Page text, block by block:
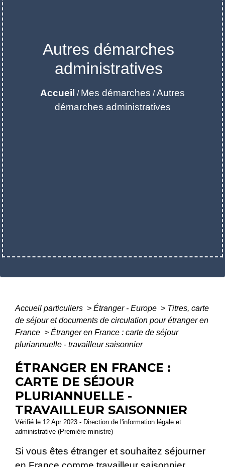
Autres démarches
administratives
Accueil / Mes démarches /Autres
démarches administratives
Accueil particuliers > Étranger - Europe > Titres, carte
de séjour et documents de circulation pour étranger en
France > Étranger en France : carte de séjour
pluriannuelle - travailleur saisonnier
ÉTRANGER EN FRANCE :
CARTE DE SÉJOUR
PLURIANNUELLE -
TRAVAILLEUR SAISONNIER
Vérifié le 12 Apr 2023 - Direction de l'information légale et
administrative (Première ministre)
Si vous êtes étranger et souhaitez séjourner